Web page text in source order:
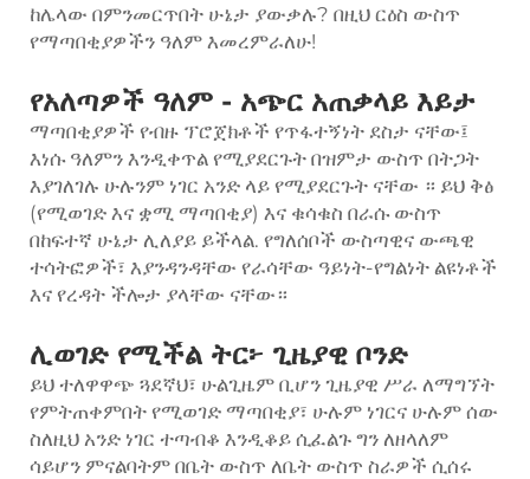
ከሌላው በምንመርጥበት ሁኔታ ያውቃሉ? በዚህ ርዕስ ውስጥ
የማጣበቂያዎችን ዓለም እመረምራለሁ!
የአለጣዎች ዓለም - አጭር አጠቃላይ እይታ
ማጣበቂያዎች የብዙ ፕሮጀክቶች የጥፋተኝነት ደስታ ናቸው፤
እነሱ ዓለምን እንዲቀጥል የሚያደርጉት በዝምታ ውስጥ በትጋት
እያገለገሉ ሁሉንም ነገር አንድ ላይ የሚያደርጉት ናቸው ። ይህ ቅፅ
(የሚወገድ እና ቋሚ ማጣበቂያ) እና ቁሳቁስ በራሱ ውስጥ
በከፍተኛ ሁኔታ ሊለያይ ይችላል. የግለሰቦች ውስጣዊና ውጫዊ
ተሳትፎዎች፣ እያንዳንዳቸው የራሳቸው ዓይነት-የግልነት ልዩነቶች
እና የረዳት ችሎታ ያላቸው ናቸው።
ሊወገድ የሚችል ትር፦ ጊዜያዊ ቦንድ
ይህ ተለዋዋጭ ጓደኛህ፣ ሁልጊዜም ቢሆን ጊዜያዊ ሥራ ለማግኘት
የምትጠቀምበት የሚወገድ ማጣበቂያ፣ ሁሉም ነገርና ሁሉም ሰው
ስለዚህ አንድ ነገር ተጣብቆ እንዲቆይ ሲፈልጉ ግን ለዘላለም
ሳይሆን ምናልባትም በቤት ውስጥ ለቤት ውስጥ ስራዎች ሲሰሩ